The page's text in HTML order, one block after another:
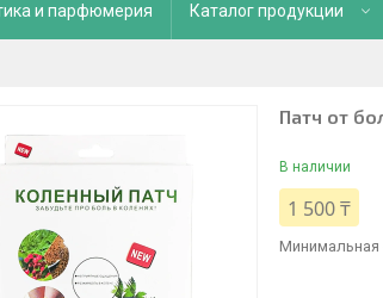
и парфюмерия Каталог продукции
Патч от
В наличии
1 500 ₸
Минимальная